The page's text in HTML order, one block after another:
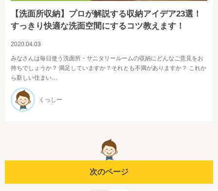
【洗面所収納】プロが解説する収納アイデア23選！
すっきり快適な洗面空間にするコツ教えます！
2020.04.03
みなさんは毎日使う洗面所・サニタリールームの収納にどんなご意見をお
持ちでしょうか？ 満足していますか？それとも不満がありますか？ これか
ら新しい住まい…
くっしー
次のページ